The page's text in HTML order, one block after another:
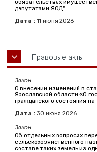
обязательствах
депутатами ЯОД"
Дата : 11 июня 2026
Правовые акты
Закон
О внесении изменений в
Ярославской области «О
гражданского состояния
Дата : 30 июня 2026
Закон
Об отдельных вопросах
сельскохозяйственного
составе таких земель из